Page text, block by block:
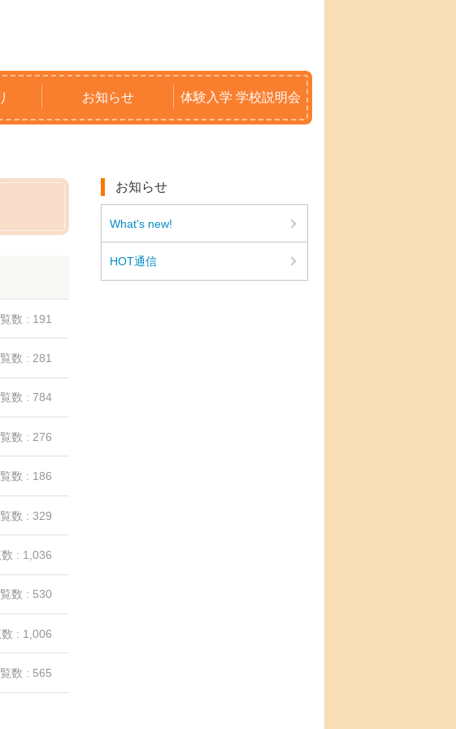
お知らせ 体験入学 学校説明会
数 : 191
数 : 281
数 : 784
数 : 276
数 : 186
数 : 329
: 1,036
数 : 530
: 1,006
数 : 565
お知らせ
What's new!
HOT通信